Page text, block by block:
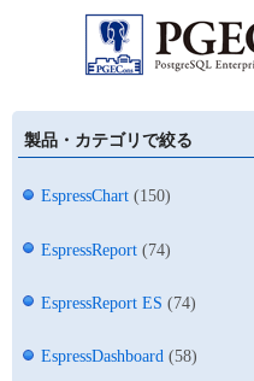
製品・カテゴリで絞る
EspressChart (150)
EspressReport (74)
EspressReport ES (74)
EspressDashboard (58)